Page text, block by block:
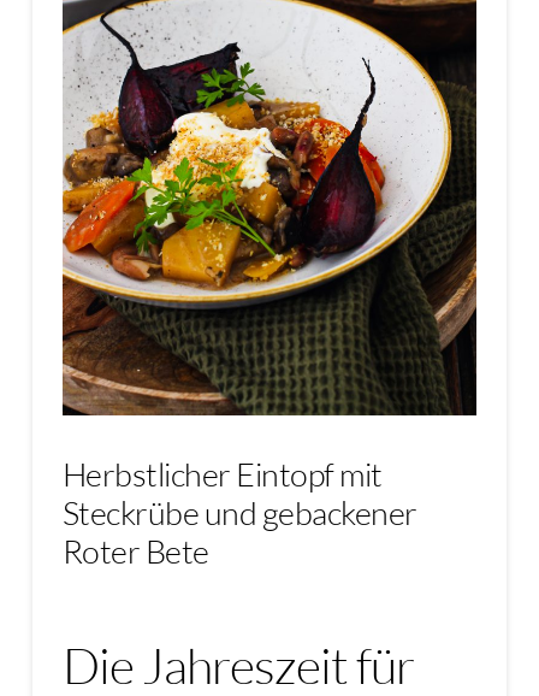
Herbstlicher Eintopf mit
Steckrübe und gebackener
Roter Bete
Die Jahreszeit für